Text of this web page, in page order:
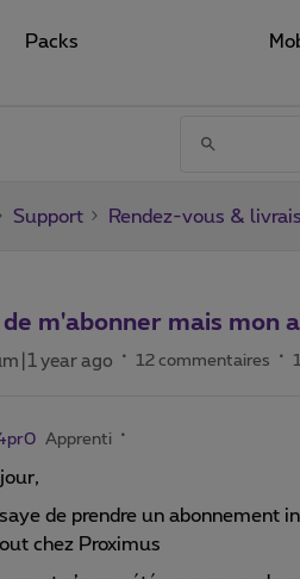
Packs
Support Rendez-vous &
m'abonner mais mon
year ago 12 commentaires
Apprenti
de prendre un abonnement
chez Proximus